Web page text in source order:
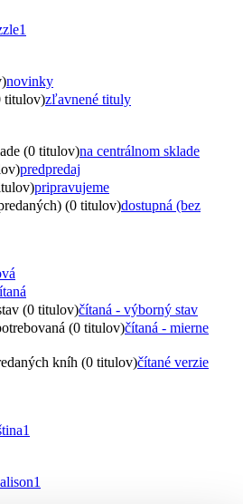
1
novinky
titulov)zľavnené tituly
(0 titulov)na centrálnom sklade
predpredaj
pripravujeme
(0 titulov)dostupná (bez
(0 titulov)čítaná - výborný stav
(0 titulov)čítaná - mierne
kníh (0 titulov)čítané verzie
1
1